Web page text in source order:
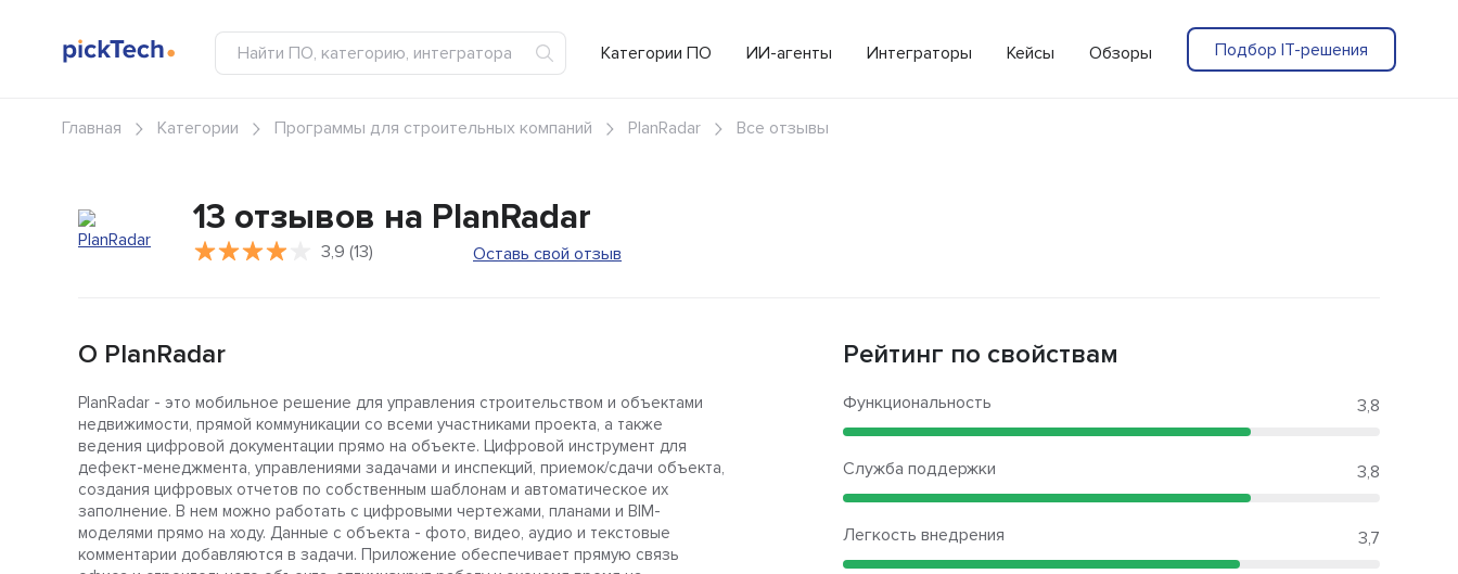
Категории ПО ИИ-агенты Интеграторы Кейсы Обзоры Подбор IT-решения
Главная Категории Программы для строительных компаний PlanRadar Все отзывы
13 отзывов на PlanRadar
3,9 (13) Оставь свой отзыв
О PlanRadar
PlanRadar - это мобильное решение для управления строительством и объектами
недвижимости, прямой коммуникации со всеми участниками проекта, а также
ведения цифровой документации прямо на объекте. Цифровой инструмент для
дефект-менеджмента, управлениями задачами и инспекций, приемок/сдачи объекта,
создания цифровых отчетов по собственным шаблонам и автоматическое их
заполнение. В нем можно работать с цифровыми чертежами, планами и BIM-
моделями прямо на ходу. Данные с объекта - фото, видео, аудио и текстовые
комментарии добавляются в задачи. Приложение обеспечивает прямую связь
Рейтинг по свойствам
Функциональность 3,8
Служба поддержки 3,8
Легкость внедрения 3,7